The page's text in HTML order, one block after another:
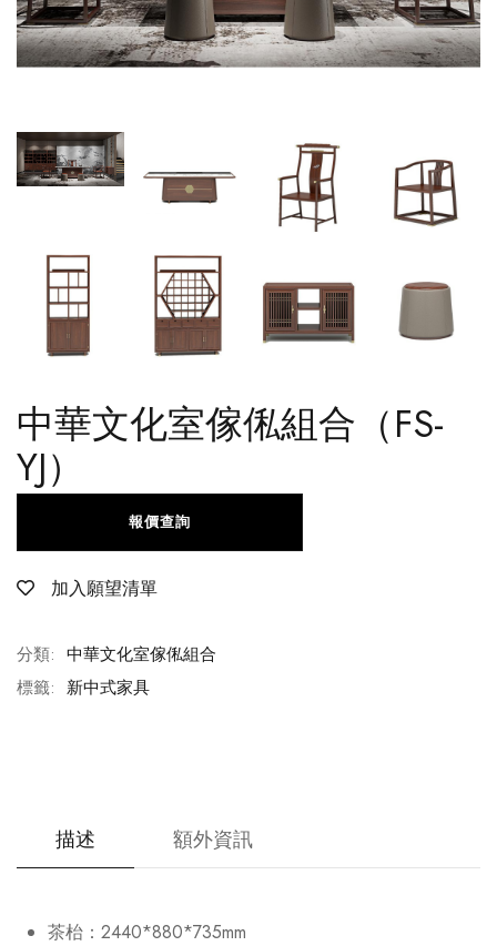
中華文化室傢俬組合（FS-
YJ）
加入願望清單
報價查詢
分類: 中華文化室傢俬組合
標籤: 新中式家具
描述 額外資訊
茶枱：2440*880*735mm